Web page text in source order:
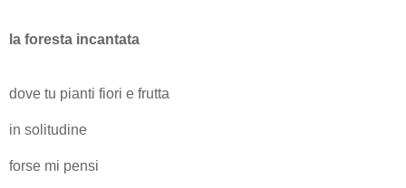
la foresta incantata
dove tu pianti fiori e frutta
in solitudine
forse mi pensi